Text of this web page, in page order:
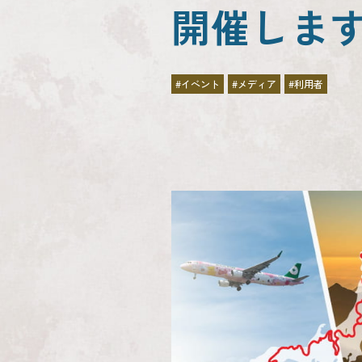
開催しま
#イベント #メディア #利用者